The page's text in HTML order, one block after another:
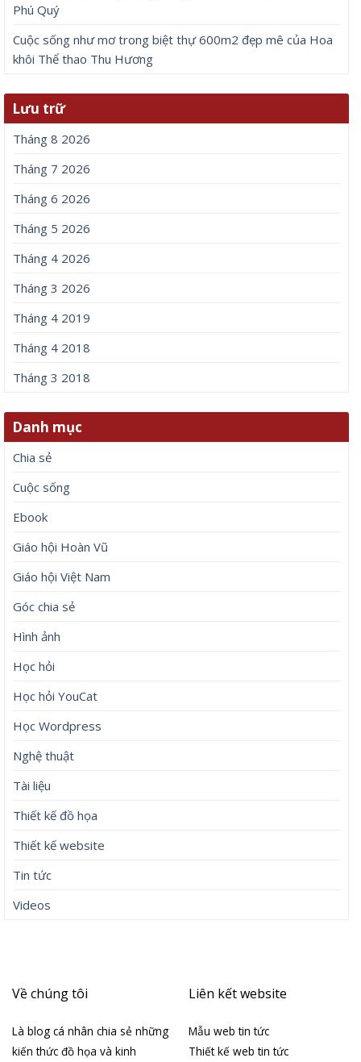
Phú Quý
Cuộc sống như mơ trong biệt thự 600m2 đẹp mê của Hoa
khôi Thể thao Thu Hương
Lưu trữ
Tháng 8 2026
Tháng 7 2026
Tháng 6 2026
Tháng 5 2026
Tháng 4 2026
Tháng 3 2026
Tháng 4 2019
Tháng 4 2018
Tháng 3 2018
Danh mục
Chia sẻ
Cuộc sống
Ebook
Giáo hội Hoàn Vũ
Giáo hội Việt Nam
Góc chia sẻ
Hình ảnh
Học hỏi
Học hỏi YouCat
Học Wordpress
Nghệ thuật
Tài liệu
Thiết kế đồ họa
Thiết kế website
Tin tức
Videos
Về chúng tôi
Là blog cá nhân chia sẻ những
kiến thức đồ họa và kinh
Liên kết website
Mẫu web tin tức
Thiết kế web tin tức